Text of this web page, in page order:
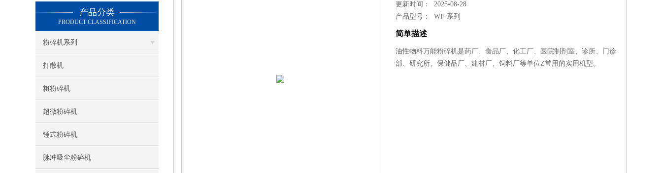
产品分类
PRODUCT CLASSIFICATION
粉碎机系列
打散机
粗粉碎机
超微粉碎机
锤式粉碎机
脉冲吸尘粉碎机
更新时间： 2025-08-28
产品型号：WF-系列
简单描述
油性物料万能粉碎机是药厂、食品厂、化工厂、医院制剂室、诊所、门诊
部、研究所、保健品厂、建材厂、饲料厂等单位Z常用的实用机型。